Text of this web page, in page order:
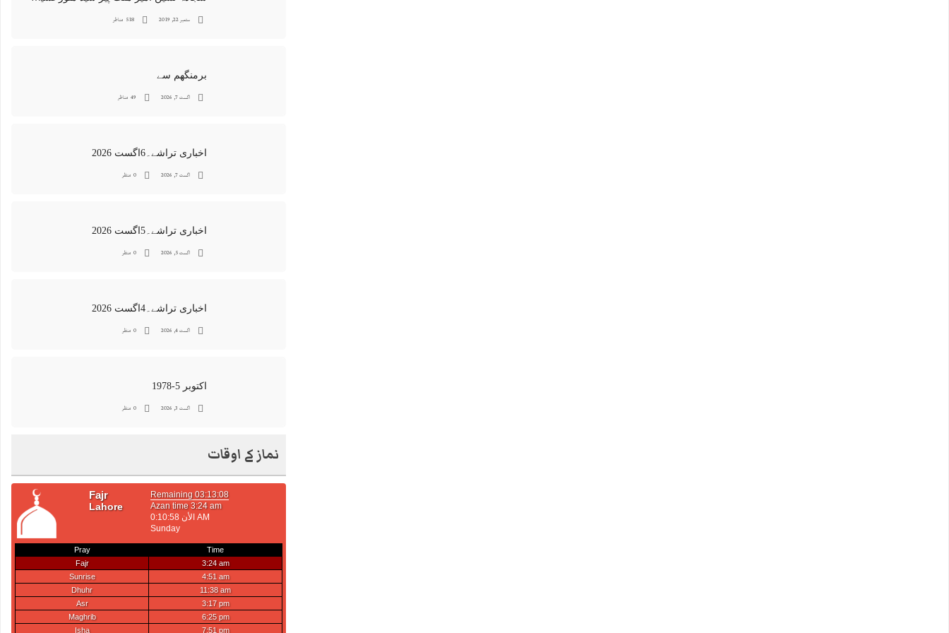
ستمبر 22, 2019 518 مناظر
برمنگھم سے
اگست 7, 2026 49 مناظر
اخباری تراشے۔6اگست 2026
اگست 7, 2026 0 منظر
اخباری تراشے۔5اگست 2026
اگست 5, 2026 0 منظر
اخباری تراشے۔4اگست 2026
اگست 4, 2026 0 منظر
اکتوبر 5-1978
اگست 3, 2026 0 منظر
نماز کے اوقات